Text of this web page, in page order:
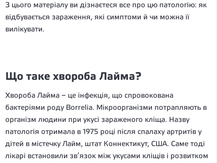
З цього матеріалу ви дізнаєтеся все про цю патологію: як
відбувається зараження, які симптоми й чи можна її
вилікувати.
Що таке хвороба Лайма?
Хвороба Лайма – це інфекція, що спровокована
бактеріями роду Borrelia. Мікроорганізми потрапляють в
організм людини при укусі зараженого кліща. Назву
патологія отримала в 1975 році після спалаху артритів у
дітей в містечку Лайм, штат Коннектикут, США. Саме тоді
лікарі встановили зв’язок між укусами кліщів і розвитком